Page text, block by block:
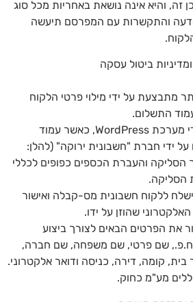
זה, והיא אינה נושאת באחריות מכל סוג
והתקשרות עם המפרסם תיעשה
מתבצעת על ידי מילוי פרטי הלקוח
התשלום.
2.1.2. האתר מנוהל על ידי מערכת WordPress, כאשר עמוד
ידי חברת "חשבונית ירוקה" (להלן:
והעברת הכספים כפופים לכללי
הסליקה.
תישלח ללקוח חשבונית מס-קבלה ואישור
שהוזן על ידו.
את הפרטים הבאים לצורך ביצוע
שם פרטי, שם משפחה, שם חברה,
בית, קומה, דירה, כניסה ודואר אלקטרוני.